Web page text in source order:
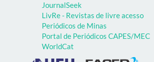
JournalSeek
LivRe - Revistas de livre acesso
Periódicos de Minas
Portal de Periódicos CAPES/MEC
WorldCat